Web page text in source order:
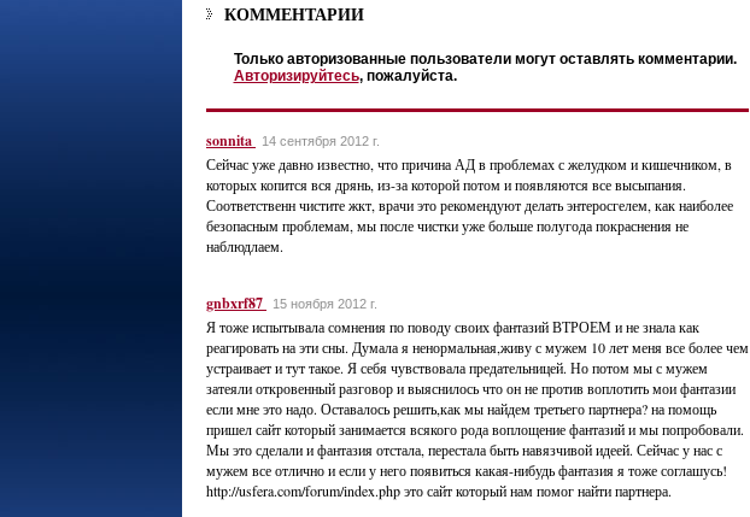
КОММЕНТАРИИ
Только авторизованные пользователи могут оставлять комментарии.
Авторизируйтесь, пожалуйста.
sonnita 14 сентября 2012 г.
Сейчас уже давно известно, что причина АД в проблемах с желудком и кишечником, в
которых копится вся дрянь, из-за которой потом и появляются все высыпания.
Соответственн чистите жкт, врачи это рекомендуют делать энтеросгелем, как наиболее
безопасным проблемам, мы после чистки уже больше полугода покраснения не
наблюдлаем.
gnbxrf87 15 ноября 2012 г.
Я тоже испытывала сомнения по поводу своих фантазий ВТРОЕМ и не знала как
реагировать на эти сны. Думала я ненормальная,живу с мужем 10 лет меня все более чем
устраивает и тут такое. Я себя чувствовала предательницей. Но потом мы с мужем
затеяли откровенный разговор и выяснилось что он не против воплотить мои фантазии
если мне это надо. Оставалось решить,как мы найдем третьего партнера? на помощь
пришел сайт который занимается всякого рода воплощение фантазий и мы попробовали.
Мы это сделали и фантазия отстала, перестала быть навязчивой идеей. Сейчас у нас с
мужем все отлично и если у него появиться какая-нибудь фантазия я тоже соглашусь!
http://usfera.com/forum/index.php это сайт который нам помог найти партнера.